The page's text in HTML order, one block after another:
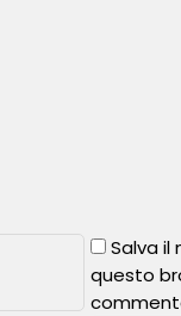
Salva il
questo